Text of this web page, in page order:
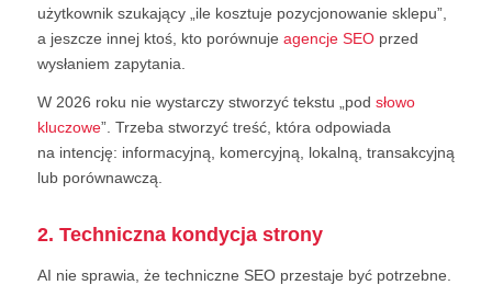
użytkownik szukający „ile kosztuje pozycjonowanie sklepu”,
a jeszcze innej ktoś, kto porównuje agencje SEOprzed
wysłaniem zapytania.
W 2026 roku nie wystarczy stworzyć tekstu „pod słowo
kluczowe”. Trzeba stworzyć treść, która odpowiada
na intencję: informacyjną, komercyjną, lokalną, transakcyjną
lub porównawczą.
2. Techniczna kondycja strony
AI nie sprawia, że techniczne SEO przestaje być potrzebne.